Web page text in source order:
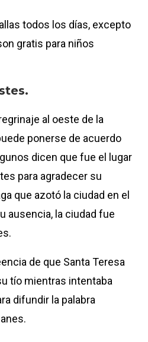
todos los días, excepto
gratis para niños
al oeste de la
ponerse de acuerdo
dicen que fue el lugar
para agradecer su
que azotó la ciudad en el
ausencia, la ciudad fue
de que Santa Teresa
tío mientras intentaba
difundir la palabra